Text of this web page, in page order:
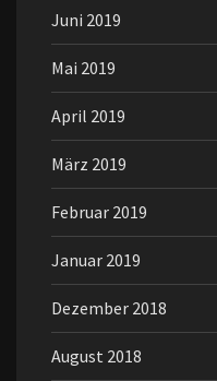
Juni 2019
Mai 2019
April 2019
März 2019
Februar 2019
Januar 2019
Dezember 2018
August 2018